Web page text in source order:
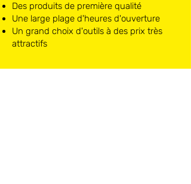
Des produits de première qualité
Une large plage d'heures d'ouverture
Un grand choix d'outils à des prix très
attractifs